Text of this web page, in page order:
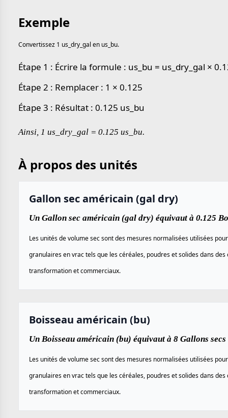
Exemple
Convertissez 1 us_dry_gal en us_bu.
Étape 1 : Écrire la formule : us_bu = us_dry_gal ×
Étape 2 : Remplacer : 1 × 0.125
Étape 3 : Résultat : 0.125 us_bu
Ainsi, 1 us_dry_gal = 0.125 us_bu.
À propos des unités
Gallon sec américain (gal dry)
Un Gallon sec américain (gal dry) équivaut à 0.125
Les unités de volume sec sont des mesures normalisées utilisées
granulaires en vrac tels que les céréales, poudres et solides dans
transformation et commerciaux.
Boisseau américain (bu)
Un Boisseau américain (bu) équivaut à 8 Gallons
Les unités de volume sec sont des mesures normalisées utilisées
granulaires en vrac tels que les céréales, poudres et solides dans
transformation et commerciaux.